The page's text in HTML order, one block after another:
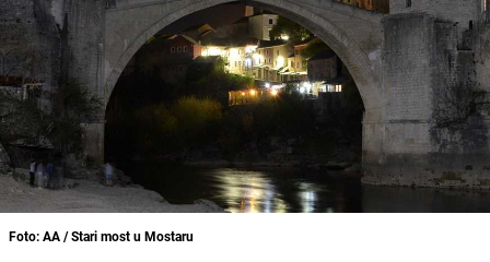
Foto: AA / Stari most u Mostaru